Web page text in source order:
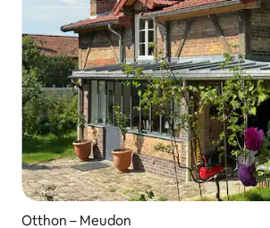
Otthon – Meudon